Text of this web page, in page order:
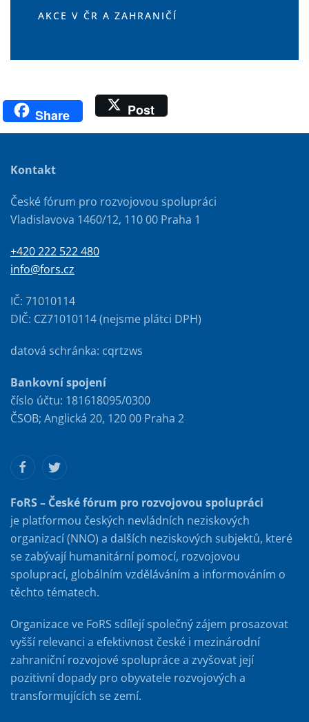
AKCE V ČR A ZAHRANIČÍ
Share Post
Kontakt
České fórum pro rozvojovou spolupráci
Vladislavova 1460/12, 110 00 Praha 1
+420 222 522 480
info@fors.cz
IČ: 71010114
DIČ: CZ71010114 (nejsme plátci DPH)
datová schránka: cqrtzws
Bankovní spojení
číslo účtu: 181618095/0300
ČSOB; Anglická 20, 120 00 Praha 2
FoRS – České fórum pro rozvojovou spolupráci
je platformou českých nevládních neziskových
organizací (NNO) a dalších neziskových subjektů, které
se zabývají humanitární pomocí, rozvojovou
spoluprací, globálním vzděláváním a informováním o
těchto tématech.
Organizace ve FoRS sdílejí společný zájem prosazovat
vyšší relevanci a efektivnost české i mezinárodní
zahraniční rozvojové spolupráce a zvyšovat její
pozitivní dopady pro obyvatele rozvojových a
transformujících se zemí.